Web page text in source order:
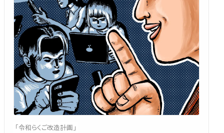
「令和らくご改造計画」